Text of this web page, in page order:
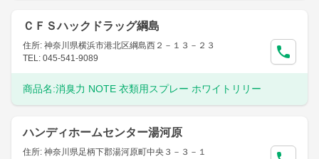
ＣＦＳハックドラッグ綱島
住所: 神奈川県横浜市港北区綱島西２－１３－２３
TEL: 045-541-9089
商品名:消臭力 NOTE 衣類用スプレー ホワイトリリー
ハンディホームセンター湯河原
住所: 神奈川県足柄下郡湯河原町中央３－３－１